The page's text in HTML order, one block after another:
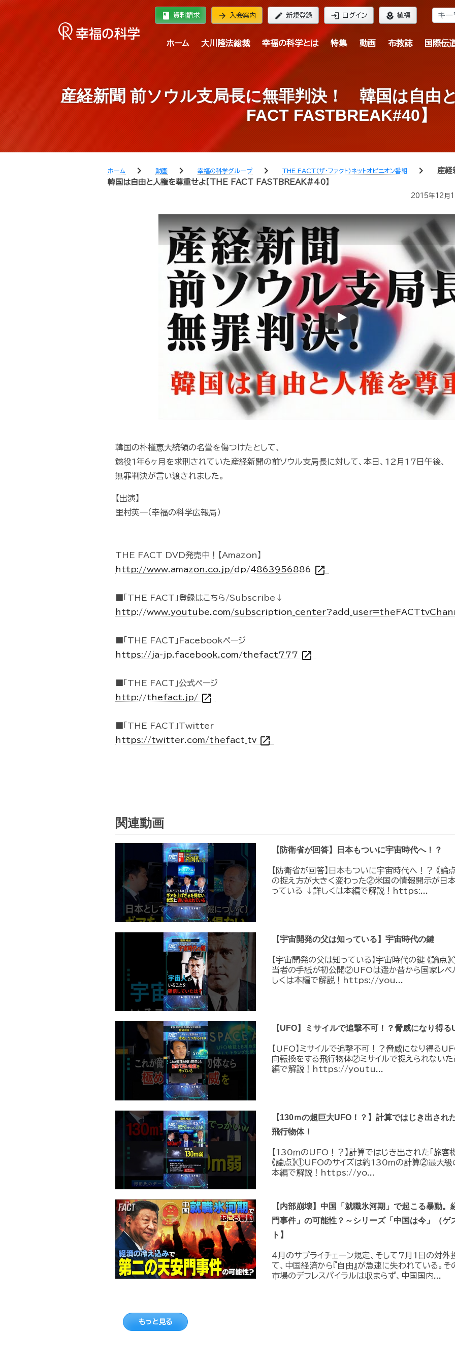
book 資料請求 arrow_forward 入会案内 edit 新規登録 login ログイン local_florist 植福
ホーム 大川隆法総裁 幸福の科学とは 特集 動画 布教誌 国際伝
産経新聞 前ソウル支局長に無罪判決！ 韓国は自由
FACT FASTBREAK#40】
ホーム chevron_right 動画 chevron_right 幸福の科学グループ chevron_right THE FACT（ザ・ファクト）ネットオピニオン番組 chevron_right
産経
韓国は自由と人権を尊重せよ【THE FACT FASTBREAK#40】
2015年12月
Play
韓国の朴槿恵大統領の名誉を傷つけたとして、
懲役1年6ヶ月を求刑されていた産経新聞の前ソウル支局長に対して、本日、12月17日午後、
無罪判決が言い渡されました。
【出演】
里村英一（幸福の科学広報局）
THE FACT DVD発売中！【Amazon】
http://www.amazon.co.jp/dp/4863956886
open_in_new
■「THE FACT」登録はこちら/Subscribe↓
http://www.youtube.com/
■「THE FACT」Facebookページ
https://ja-jp.facebook.com/thefact777 open_in_new
■「THE FACT」公式ページ
http://thefact.jp/ open_in_new
■「THE FACT」Twitter
https://twitter.com/thefact_tv open_in_new
関連動画
【防衛省が回答】日本もついに宇宙時代へ！？
【防衛省が回答】日本もついに宇宙時代へ！？ 《
の捉え方が大きく変わった②米国の情報開示が日
っている ↓詳しくは本編で解説！https:...
【宇宙開発の父は知っている】宇宙時代の鍵
【宇宙開発の父は知っている】宇宙時代の鍵 《論点
当者の手紙が初公開②UFOは遥か昔から国家レ
しくは本編で解説！https://you...
【UFO】ミサイルで追撃不可！？脅威になり得る
【UFO】ミサイルで追撃不可！？脅威になり得る
向転換をする飛行物体②ミサイルで捉えられない
編で解説！https://youtu...
【130ｍの超巨大UFO！？】計算ではじき出され
飛行物体！
【130ｍのUFO！？】計算ではじき出された「旅客
《論点》①UFOのサイズは約130ｍの計算②最大
本編で解説！https://yo...
【内部崩壊】中国「就職氷河期」で起こる暴動
門事件」の可能性？～シリーズ「中国は今」（ゲ
ト】
4月のサプライチェーン規定、そして7月1日の対外
て、中国経済から『自由』が急速に失われている。
市場のデフレスパイラルは収まらず、中国国内...
もっと見る